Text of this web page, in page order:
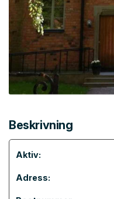
Beskrivning
Aktiv:
Adress: